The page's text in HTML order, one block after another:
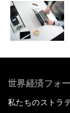
世界経済フォ
私たちのストラ